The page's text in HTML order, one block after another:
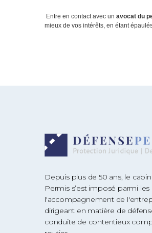
Entre en contact avec un avocat du
mieux de vos intérêts, en étant
Depuis plus de 50 ans, le
Permis s’est imposé parmi
l'accompagnement de
dirigeant en matière de
conduite de contentieux